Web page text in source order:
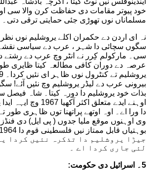
خود پیوتر مقامات دی حفاظت کرن والا سی
مسلماناں نوں تھوڑی جئی حمایتی ترقی دتی۔
نہ ای اردن دے حکمران اکلے یروشلیم نوں
سگوں سچائی دا شہر ، عرب دے سیاسی نقشے
سی۔ مارکولم کِرر نے انٹر وچ عرب دے رشتے
عرصہ دے دوران کافی مطالعہ کیتا ظایری
بیرونی عرب دے لیڈر یروشلیم وچ نئیں آئے!
بذات خود یروشلیم دا دورہ کیتا۔ شاہ فیصل
اوہنے ایدے متعلق اکثر
دا ورا اے۔ اوہ اوتھے پراتھنا توں ظاہری طور
وی اوہنوں موقع ملیا جدوں ( پی ایل) دی
جیڑا یروشلیم دا تذکرہ نئیں کردا
لئی جاری کردا اے ۔
5۔ اسرائیل دی حکومت: